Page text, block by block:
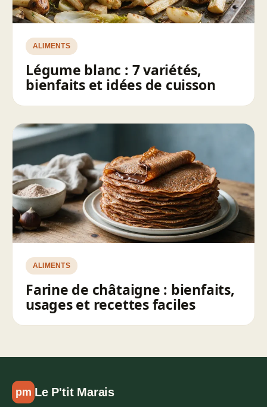
ALIMENTS
Légume blanc : 7 variétés,
bienfaits et idées de cuisson
ALIMENTS
Farine de châtaigne : bienfaits,
usages et recettes faciles
pm Le P'tit Marais